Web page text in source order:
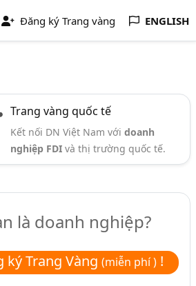
Đăng ký Trang vàng ENGLISH
Trang vàng quốc tế
Kết nối DN Việt Nam vớidoanh
nghiệp FDI và thị trường quốc tế.
là doanh nghiệp?
ký Trang Vàng(miễn phí ) !